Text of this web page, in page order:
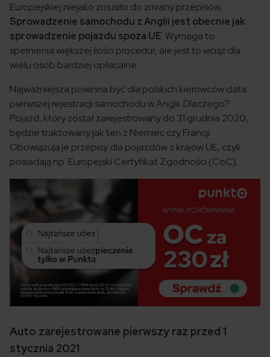
Europejskiej niejako zmusiło do zmiany przepisów.
Sprowadzenie samochodu z Anglii jest obecnie jak
sprowadzenie pojazdu spoza UE. Wymaga to
spełnienia większej ilości procedur, ale jest to wciąż dla
wielu osób bardziej opłacalne.
Najważniejsza powinna być dla polskich kierowców data
pierwszej rejestracji samochodu w Anglii. Dlaczego?
Pojazd, który został zarejestrowany do 31 grudnia 2020,
będzie traktowany jak ten z Niemiec czy Francji.
Obowiązują je przepisy dla pojazdów z krajów UE, czyli
posiadają np. Europejski Certyfikat Zgodności (CoC).
Auto zarejestrowane pierwszy raz przed 1
stycznia 2021